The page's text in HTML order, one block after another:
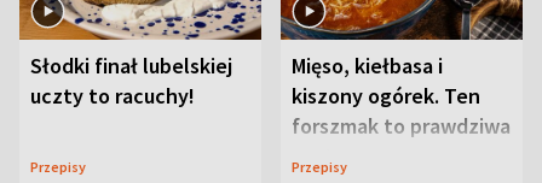
Słodki finał lubelskiej
uczty to racuchy!
Przepisy
Mięso, kiełbasa i
kiszony ogórek. Ten
forszmak to prawdziwa
uczta
Przepisy